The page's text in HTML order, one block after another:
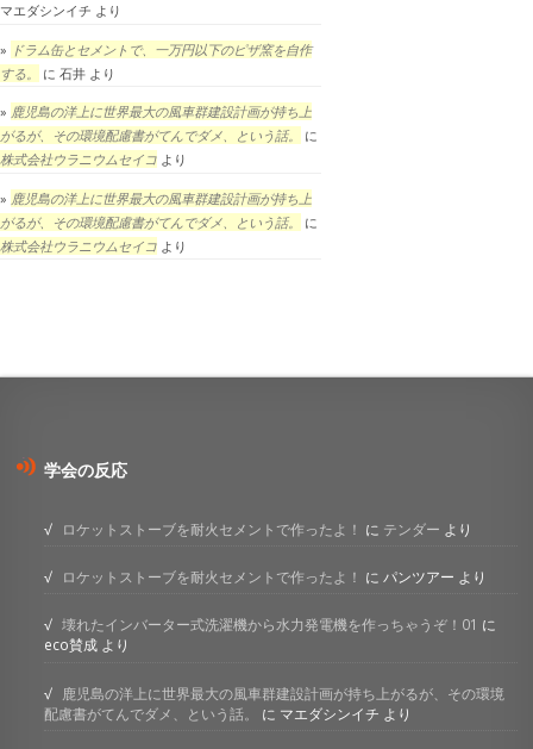
マエダシンイチ より
ドラム缶とセメントで、一万円以下のピザ窯を自作
する。
に 石井 より
鹿児島の洋上に世界最大の風車群建設計画が持ち上
がるが、その環境配慮書がてんでダメ、という話。
に
株式会社ウラニウムセイコ より
鹿児島の洋上に世界最大の風車群建設計画が持ち上
がるが、その環境配慮書がてんでダメ、という話。
に
株式会社ウラニウムセイコ より
学会の反応
ロケットストーブを耐火セメントで作ったよ！ に テンダー より
ロケットストーブを耐火セメントで作ったよ！ に パンツアー より
壊れたインバーター式洗濯機から水力発電機を作っちゃうぞ！01 に
eco賛成 より
鹿児島の洋上に世界最大の風車群建設計画が持ち上がるが、その環境
配慮書がてんでダメ、という話。
に マエダシンイチ より